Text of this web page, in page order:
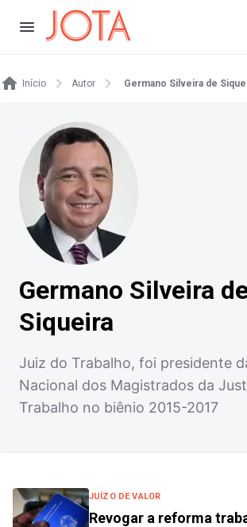
Início Autor Germano Silveira de
Germano Silveira
Siqueira
Juiz do Trabalho, foi presidente
Nacional dos Magistrados da
Trabalho no biênio 2015-2017
JUÍZO DE VALOR
Revogar a reforma